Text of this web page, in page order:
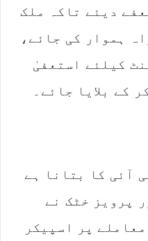
دیئے تاکہ ملک
ہموار کی جائے،
کیلئے استعفیٰ
کے بلایا جائے۔
آئی کا بتانا ہے
پرویز خٹک نے
پر اسپیکر